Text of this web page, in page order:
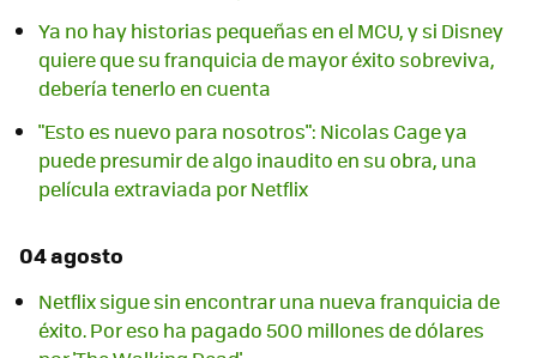
Ya no hay historias pequeñas en el MCU, y si Disney
quiere que su franquicia de mayor éxito sobreviva,
debería tenerlo en cuenta
"Esto es nuevo para nosotros": Nicolas Cage ya
puede presumir de algo inaudito en su obra, una
película extraviada por Netflix
04 agosto
Netflix sigue sin encontrar una nueva franquicia de
éxito. Por eso ha pagado 500 millones de dólares